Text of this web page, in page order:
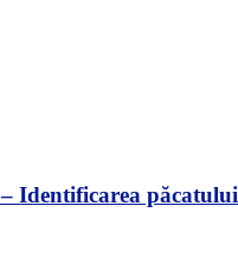
Identificarea păcatului